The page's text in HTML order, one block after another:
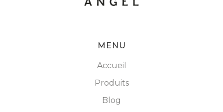
MENU
Accueil
Produits
Blog